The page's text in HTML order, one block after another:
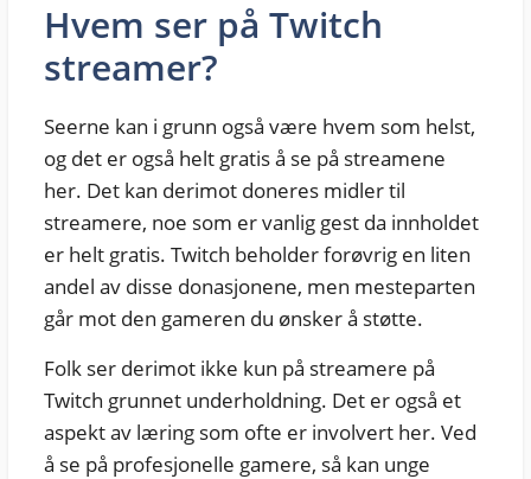
Hvem ser på Twitch
streamer?
Seerne kan i grunn også være hvem som helst,
og det er også helt gratis å se på streamene
her. Det kan derimot doneres midler til
streamere, noe som er vanlig gest da innholdet
er helt gratis. Twitch beholder forøvrig en liten
andel av disse donasjonene, men mesteparten
går mot den gameren du ønsker å støtte.
Folk ser derimot ikke kun på streamere på
Twitch grunnet underholdning. Det er også et
aspekt av læring som ofte er involvert her. Ved
å se på profesjonelle gamere, så kan unge